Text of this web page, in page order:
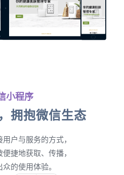
小程序
拥抱微信生态
户与服务的方式，
捷地获取、传播，
的使用体验。